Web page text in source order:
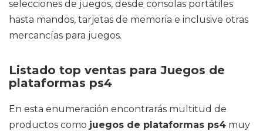
selecciones de juegos, desde consolas portátiles
hasta mandos, tarjetas de memoria e inclusive otras
mercancías para juegos.
Listado top ventas para Juegos de
plataformas ps4
En esta enumeración encontrarás multitud de
productos como juegos de plataformas ps4 muy